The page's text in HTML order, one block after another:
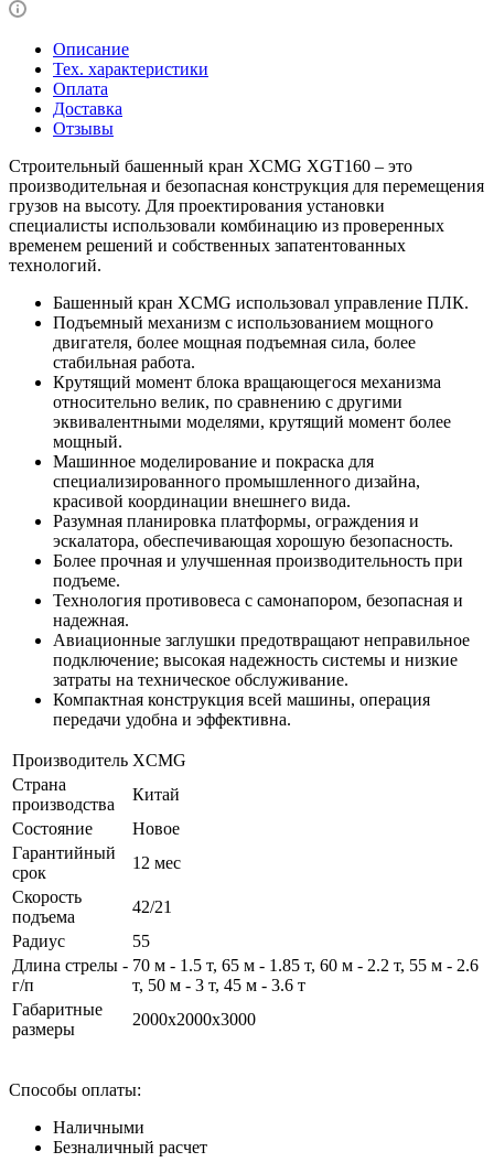
Описание
Тех. характеристики
Оплата
Доставка
Отзывы
Строительный башенный кран XCMG XGT160 – это
производительная и безопасная конструкция для перемещения
грузов на высоту. Для проектирования установки
специалисты использовали комбинацию из проверенных
временем решений и собственных запатентованных
технологий.
Башенный кран XCMG использовал управление ПЛК.
Подъемный механизм с использованием мощного
двигателя, более мощная подъемная сила, более
стабильная работа.
Крутящий момент блока вращающегося механизма
относительно велик, по сравнению с другими
эквивалентными моделями, крутящий момент более
мощный.
Машинное моделирование и покраска для
специализированного промышленного дизайна,
красивой координации внешнего вида.
Разумная планировка платформы, ограждения и
эскалатора, обеспечивающая хорошую безопасность.
Более прочная и улучшенная производительность при
подъеме.
Технология противовеса с самонапором, безопасная и
надежная.
Авиационные заглушки предотвращают неправильное
подключение; высокая надежность системы и низкие
затраты на техническое обслуживание.
Компактная конструкция всей машины, операция
передачи удобна и эффективна.
Производитель XCMG
Страна
производства
Китай
Состояние
Новое
Гарантийный
срок
12 мес
Скорость
подъема
42/21
Радиус
55
Длина стрелы -
г/п
70 м - 1.5 т, 65 м - 1.85 т, 60 м - 2.2 т, 55 м - 2.6
т, 50 м - 3 т, 45 м - 3.6 т
Габаритные
размеры
2000x2000x3000
Способы оплаты:
Наличными
Безналичный расчет